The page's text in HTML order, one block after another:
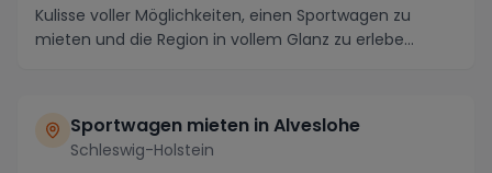
Kulisse voller Möglichkeiten, einen Sportwagen zu
mieten und die Region in vollem Glanz zu erlebe...
Sportwagen mieten in Alveslohe
Schleswig-Holstein